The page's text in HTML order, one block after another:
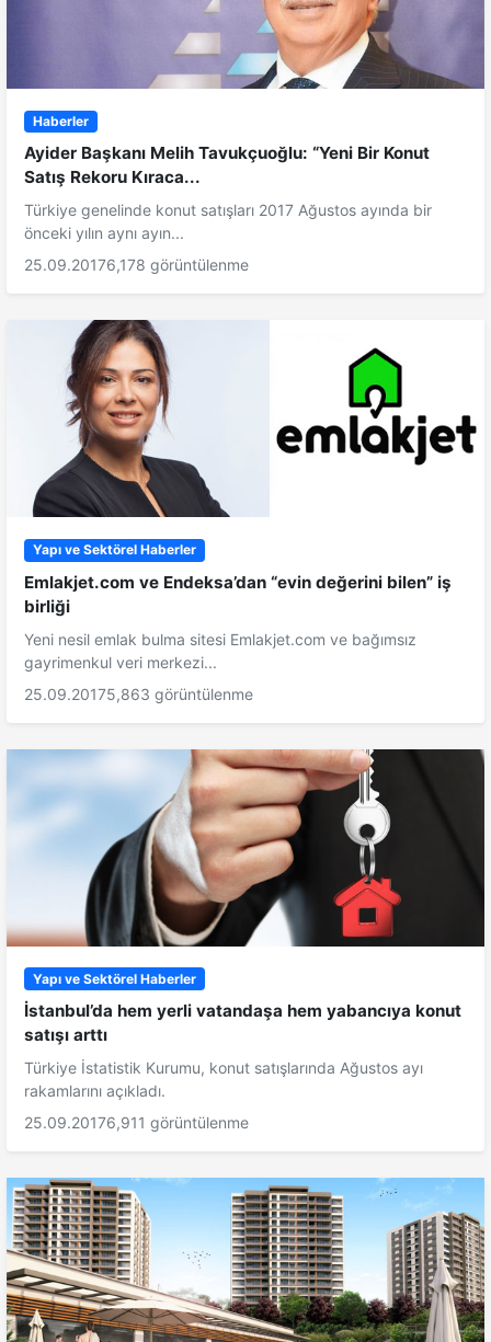
Haberler
Ayider Başkanı Melih Tavukçuoğlu: “Yeni Bir Konut
Satış Rekoru Kıraca...
Türkiye genelinde konut satışları 2017 Ağustos ayında bir
önceki yılın aynı ayın...
25.09.20176,178 görüntülenme
Yapı ve Sektörel Haberler
Emlakjet.com ve Endeksa’dan “evin değerini bilen” iş
birliği
Yeni nesil emlak bulma sitesi Emlakjet.com ve bağımsız
gayrimenkul veri merkezi...
25.09.20175,863 görüntülenme
Yapı ve Sektörel Haberler
İstanbul’da hem yerli vatandaşa hem yabancıya konut
satışı arttı
Türkiye İstatistik Kurumu, konut satışlarında Ağustos ayı
rakamlarını açıkladı.
25.09.20176,911 görüntülenme